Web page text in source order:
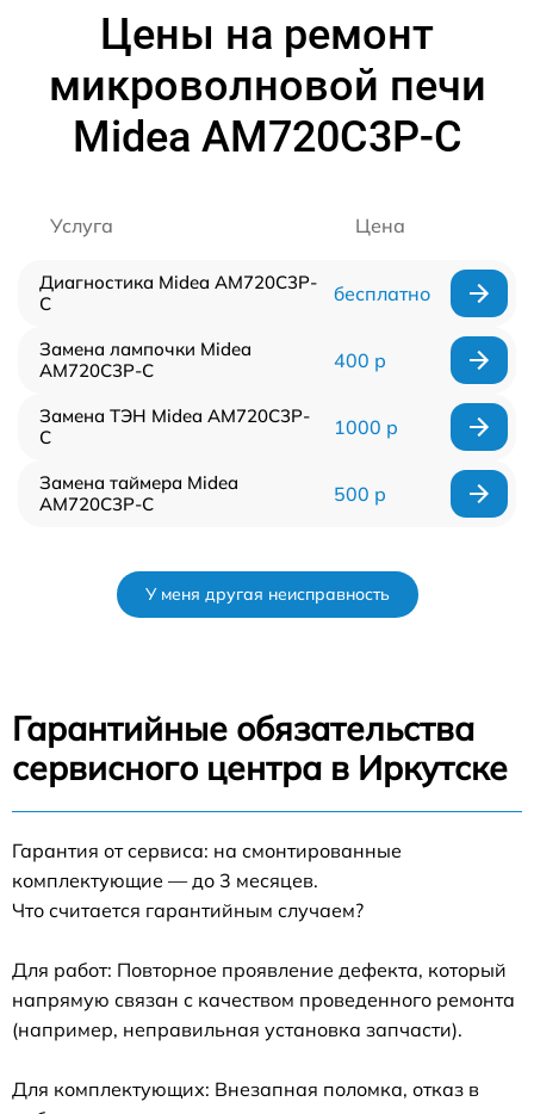
Цены на ремонт
микроволновой печи
Midea AM720C3P-C
Услуга Цена
Диагностика Midea AM720C3P-
C
бесплатно
Замена лампочки Midea
AM720C3P-C
400 р
Замена ТЭН Midea AM720C3P-
C
1000 р
Замена таймера Midea
AM720C3P-C
500 р
У меня другая неисправность
Гарантийные обязательства
сервисного центра в Иркутске
Гарантия от сервиса: на смонтированные
комплектующие — до 3 месяцев.
Что считается гарантийным случаем?
Для работ: Повторное проявление дефекта, который
напрямую связан с качеством проведенного ремонта
(например, неправильная установка запчасти).
Для комплектующих: Внезапная поломка, отказ в